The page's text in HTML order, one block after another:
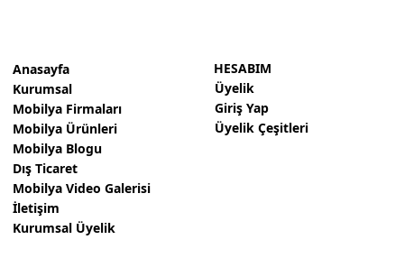
Anasayfa
Kurumsal
Mobilya Firmaları
Mobilya Ürünleri
Mobilya Blogu
Dış Ticaret
Mobilya Video Galerisi
İletişim
Kurumsal Üyelik
HESABIM
Üyelik
Giriş Yap
Üyelik Çeşitleri